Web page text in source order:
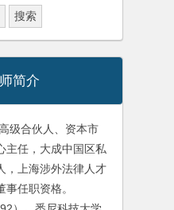
简介
级合伙人、资本市
主任，大成中国区私
，上海涉外法律人才
任职资格。